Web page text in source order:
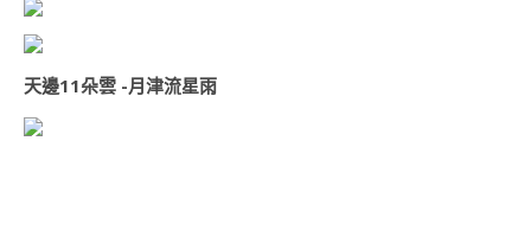
天邊11朵雲 -月津流星雨